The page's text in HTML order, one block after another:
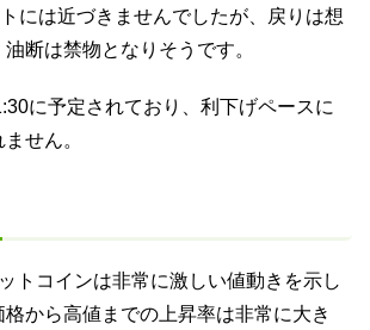
には近づきませんでしたが、戻りは想
断は禁物となりそうです。
に予定されており、利下げペースに
せん。
トコインは非常に激しい値動きを示し
から高値までの上昇率は非常に大き